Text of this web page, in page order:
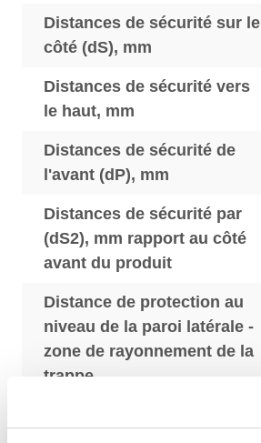
Distances de sécurité sur le
côté (dS), mm
Distances de sécurité vers
le haut, mm
Distances de sécurité de
l'avant (dP), mm
Distances de sécurité par
(dS2), mm rapport au côté
avant du produit
Distance de protection au
niveau de la paroi latérale -
zone de rayonnement de la
trappe